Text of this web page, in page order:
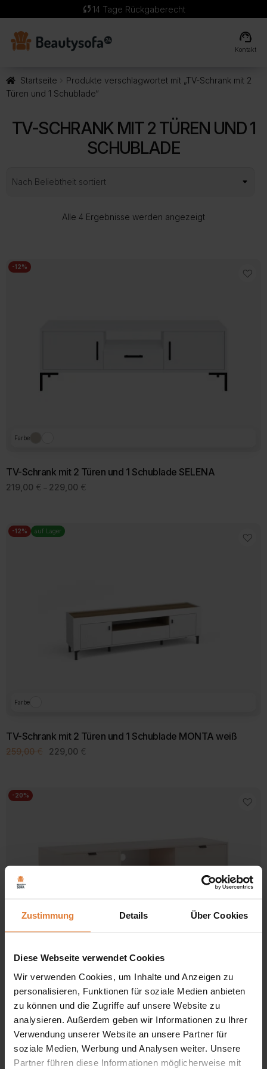
Zustimmung Details Über Cookies
Diese Webseite verwendet Cookies
Wir verwenden Cookies, um Inhalte und Anzeigen zu
personalisieren, Funktionen für soziale Medien anbieten
zu können und die Zugriffe auf unsere Website zu
analysieren. Außerdem geben wir Informationen zu Ihrer
Verwendung unserer Website an unsere Partner für
soziale Medien, Werbung und Analysen weiter. Unsere
Partner führen diese Informationen möglicherweise mit
sync 14 Tage Rückgaberecht
support_agent
Kontakt
Startseite
Produkte verschlagwortet mit „TV-Schrank mit 2
Türen und 1 Schublade“
TV-SCHRANK MIT 2 TÜREN UND 1
SCHUBLADE
Alle 4 Ergebnisse werden angezeigtNach
-12%
Farbe
TV-Schrank mit 2 Türen und 1 Schublade SELENA
219,00 € – 229,00 €
der
Produktseite
gewählt
-12% auf Lager
Farbe
TV-Schrank mit 2 Türen und 1 Schublade MONTA weiß
259,00€
Ursprünglicher
229,00 €
-20%
TV-Schrank mit 2 Türen und 1 Schublade CORTINA
349,00 €
Preis
war:
349,00 €
279,00€
Aktueller
Preis
ist:
279,00 €.
-15%